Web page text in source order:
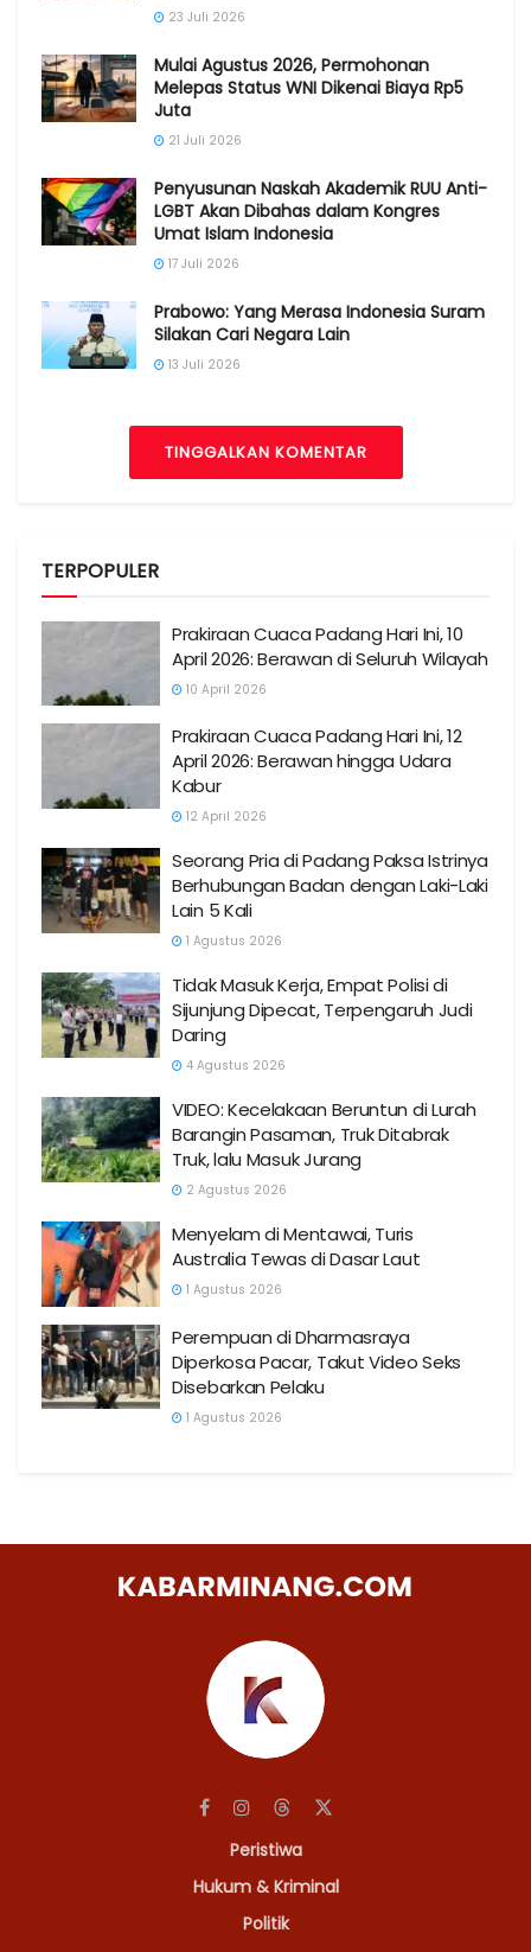
23 Juli 2026
Mulai Agustus 2026, Permohonan
Melepas Status WNI Dikenai Biaya Rp5
Juta
21 Juli 2026
Penyusunan Naskah Akademik RUU Anti-
LGBT Akan Dibahas dalam Kongres
Umat Islam Indonesia
17 Juli 2026
Prabowo: Yang Merasa Indonesia Suram
Silakan Cari Negara Lain
13 Juli 2026
TINGGALKAN KOMENTAR
TERPOPULER
Prakiraan Cuaca Padang Hari Ini, 10
April 2026: Berawan di Seluruh Wilayah
10 April 2026
Prakiraan Cuaca Padang Hari Ini, 12
April 2026: Berawan hingga Udara
Kabur
12 April 2026
Seorang Pria di Padang Paksa Istrinya
Berhubungan Badan dengan Laki-Laki
Lain 5 Kali
1 Agustus 2026
Tidak Masuk Kerja, Empat Polisi di
Sijunjung Dipecat, Terpengaruh Judi
Daring
4 Agustus 2026
VIDEO: Kecelakaan Beruntun di Lurah
Barangin Pasaman, Truk Ditabrak
Truk, lalu Masuk Jurang
2 Agustus 2026
Menyelam di Mentawai, Turis
Australia Tewas di Dasar Laut
1 Agustus 2026
Perempuan di Dharmasraya
Diperkosa Pacar, Takut Video Seks
Disebarkan Pelaku
1 Agustus 2026
Peristiwa
Hukum & Kriminal
Politik